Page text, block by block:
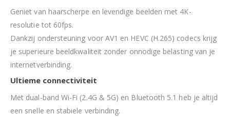
Geniet van haarscherpe en levendige beelden met 4K-
resolutie tot 60fps.
Dankzij ondersteuning voor AV1 en HEVC (H.265) codecs krijg
je superieure beeldkwaliteit zonder onnodige belasting van je
internetverbinding.
Ultieme connectiviteit
Met dual-band Wi-Fi (2.4G & 5G) en Bluetooth 5.1 heb je altijd
een snelle en stabiele verbinding.